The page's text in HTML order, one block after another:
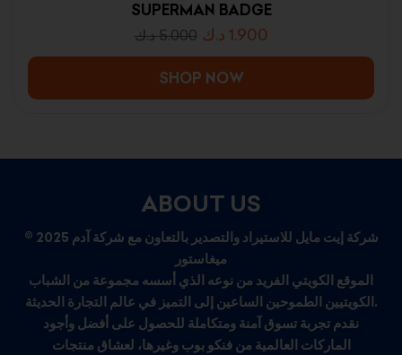
SUPERMAN BADGE
5.000 د.ك 1.900 د.ك
SHOP NOW
ABOUT US
© 2025 شركة إيت مايل للاستيراد والتصدير بالتعاون مع شركة آدم
ميغاستور
الموقع الكويتي الفريد من نوعه الذي أسسه مجموعة من الشباب
الكويتيين الطموحين الساعين إلى التميز في عالم التجارة الحديثة.
نقدم تجربة تسوق آمنة ومتكاملة للحصول على أفضل وأجود
الماركات العالمية من فنكو بوب وغيرها، لعشاق منتجات